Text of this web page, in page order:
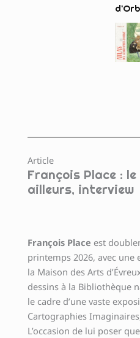
Article
François Place :
ailleurs, interview
François Place est
printemps 2026, avec
la Maison des Arts
dessins à la Bibliothèque
le cadre d’une vaste
Cartographies
L’occasion de lui poser